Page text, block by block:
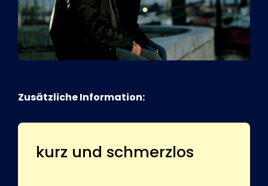
Zusätzliche Information:
kurz und schmerzlos